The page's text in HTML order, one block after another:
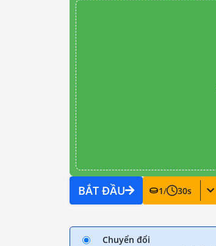
BẮT ĐẦU 1/ 30s
Chuyển đổi